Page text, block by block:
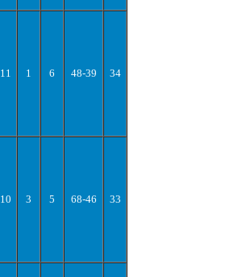
11 1 6 48-39 34
10 3 5 68-46 33